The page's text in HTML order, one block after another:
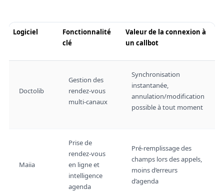
Logiciel
Fonctionnalité
clé
Valeur de la connexion à
un callbot
Doctolib
Gestion des
rendez-vous
multi-canaux
Synchronisation
instantanée,
annulation/modification
possible à tout moment
Maiia
Prise de
rendez-vous
en ligne et
intelligence
agenda
Pré-remplissage des
champs lors des appels,
moins d’erreurs
d’agenda